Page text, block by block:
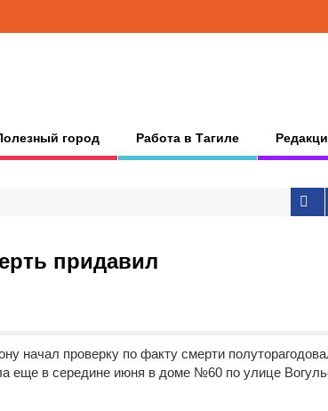
город Работа в Тагиле
придавил
начал проверку по факту смерти
еще в середине июня в доме №60 по улице